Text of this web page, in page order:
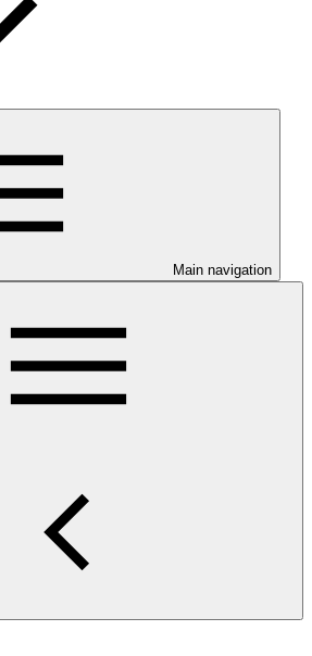
Main navigation